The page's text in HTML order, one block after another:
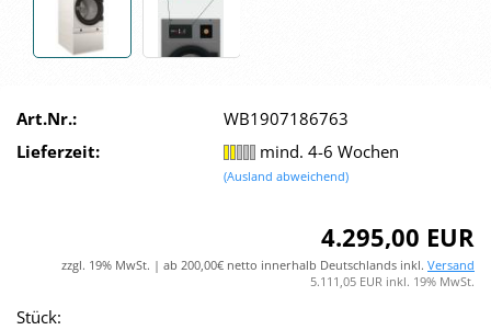
Art.Nr.:
WB1907186763
Lieferzeit:
mind. 4-6 Wochen
(Ausland abweichend)
4.295,00 EUR
zzgl. 19% MwSt. | ab 200,00€ netto innerhalb Deutschlands inkl. Versand
5.111,05 EUR inkl. 19% MwSt.
Stück: